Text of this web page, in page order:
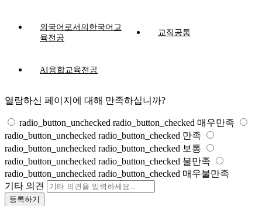
외국어로서의한국어교
육전공
교직공통
AI융합교육전공
열람하신 페이지에 대해 만족하십니까?
radio_button_unchecked radio_button_checked 매우만족
radio_button_unchecked radio_button_checked 만족
radio_button_unchecked radio_button_checked 보통
radio_button_unchecked radio_button_checked 불만족
radio_button_unchecked radio_button_checked 매우불만족
기타 의견
등록하기